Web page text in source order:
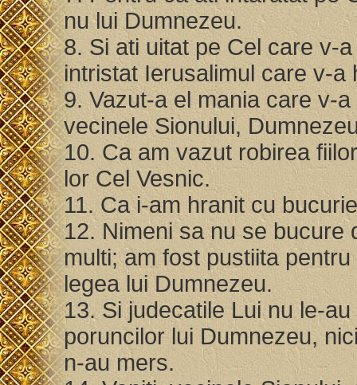
nu lui Dumnezeu.
8. Si ati uitat pe Cel care v-
intristat Ierusalimul care v-a
9. Vazut-a el mania care v-
vecinele Sionului,
10. Ca am vazut robirea
lor Cel Vesnic.
11. Ca i-am hranit cu
12. Nimeni sa nu se bucure
multi; am fost pustiita
legea lui Dumnezeu.
13. Si judecatile Lui nu le-
poruncilor lui Dumnezeu,
n-au mers.